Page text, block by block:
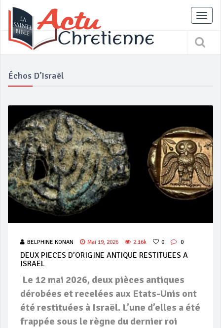
Échos D’Israël
BELPHINE KONAN Mai 19, 2026 2.16k 0 0
DEUX PIECES D’ORIGINE ANTIQUE RESTITUEES A
ISRAËL
Le 12 mai 2026, deux pièces antiques
dérobées et recelées aux Etats-Unis ont
été restituées à Israël. L’une d’elles a été
frappée sous le règne du dernier roi